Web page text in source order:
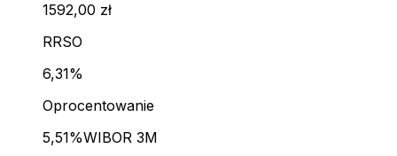
1592,00 zł
RRSO
6,31%
Oprocentowanie
5,51%WIBOR 3M